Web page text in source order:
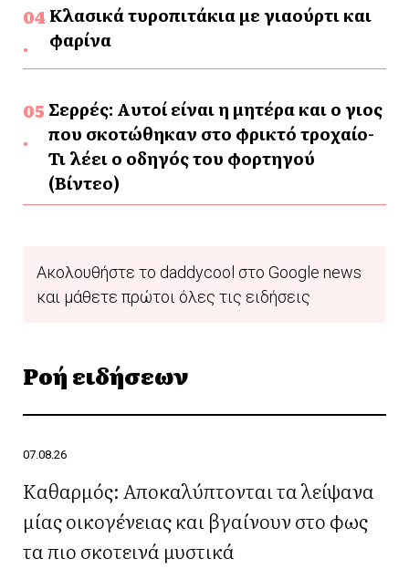
Κλασικά τυροπιτάκια με γιαούρτι και
φαρίνα
Σερρές: Αυτοί είναι η μητέρα και ο γιος
που σκοτώθηκαν στο φρικτό τροχαίο-
Τι λέει ο οδηγός του φορτηγού
(Βίντεο)
Ακολουθήστε το daddycool στο Google news
και μάθετε πρώτοι όλες τις ειδήσεις
Ροή ειδήσεων
07.08.26
Καθαρμός: Αποκαλύπτονται τα λείψανα
μίας οικογένειας και βγαίνουν στο φως
τα πιο σκοτεινά μυστικά